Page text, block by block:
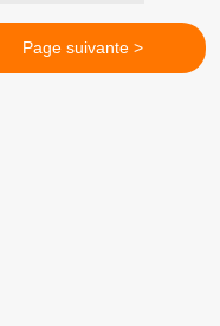
Page suivante >